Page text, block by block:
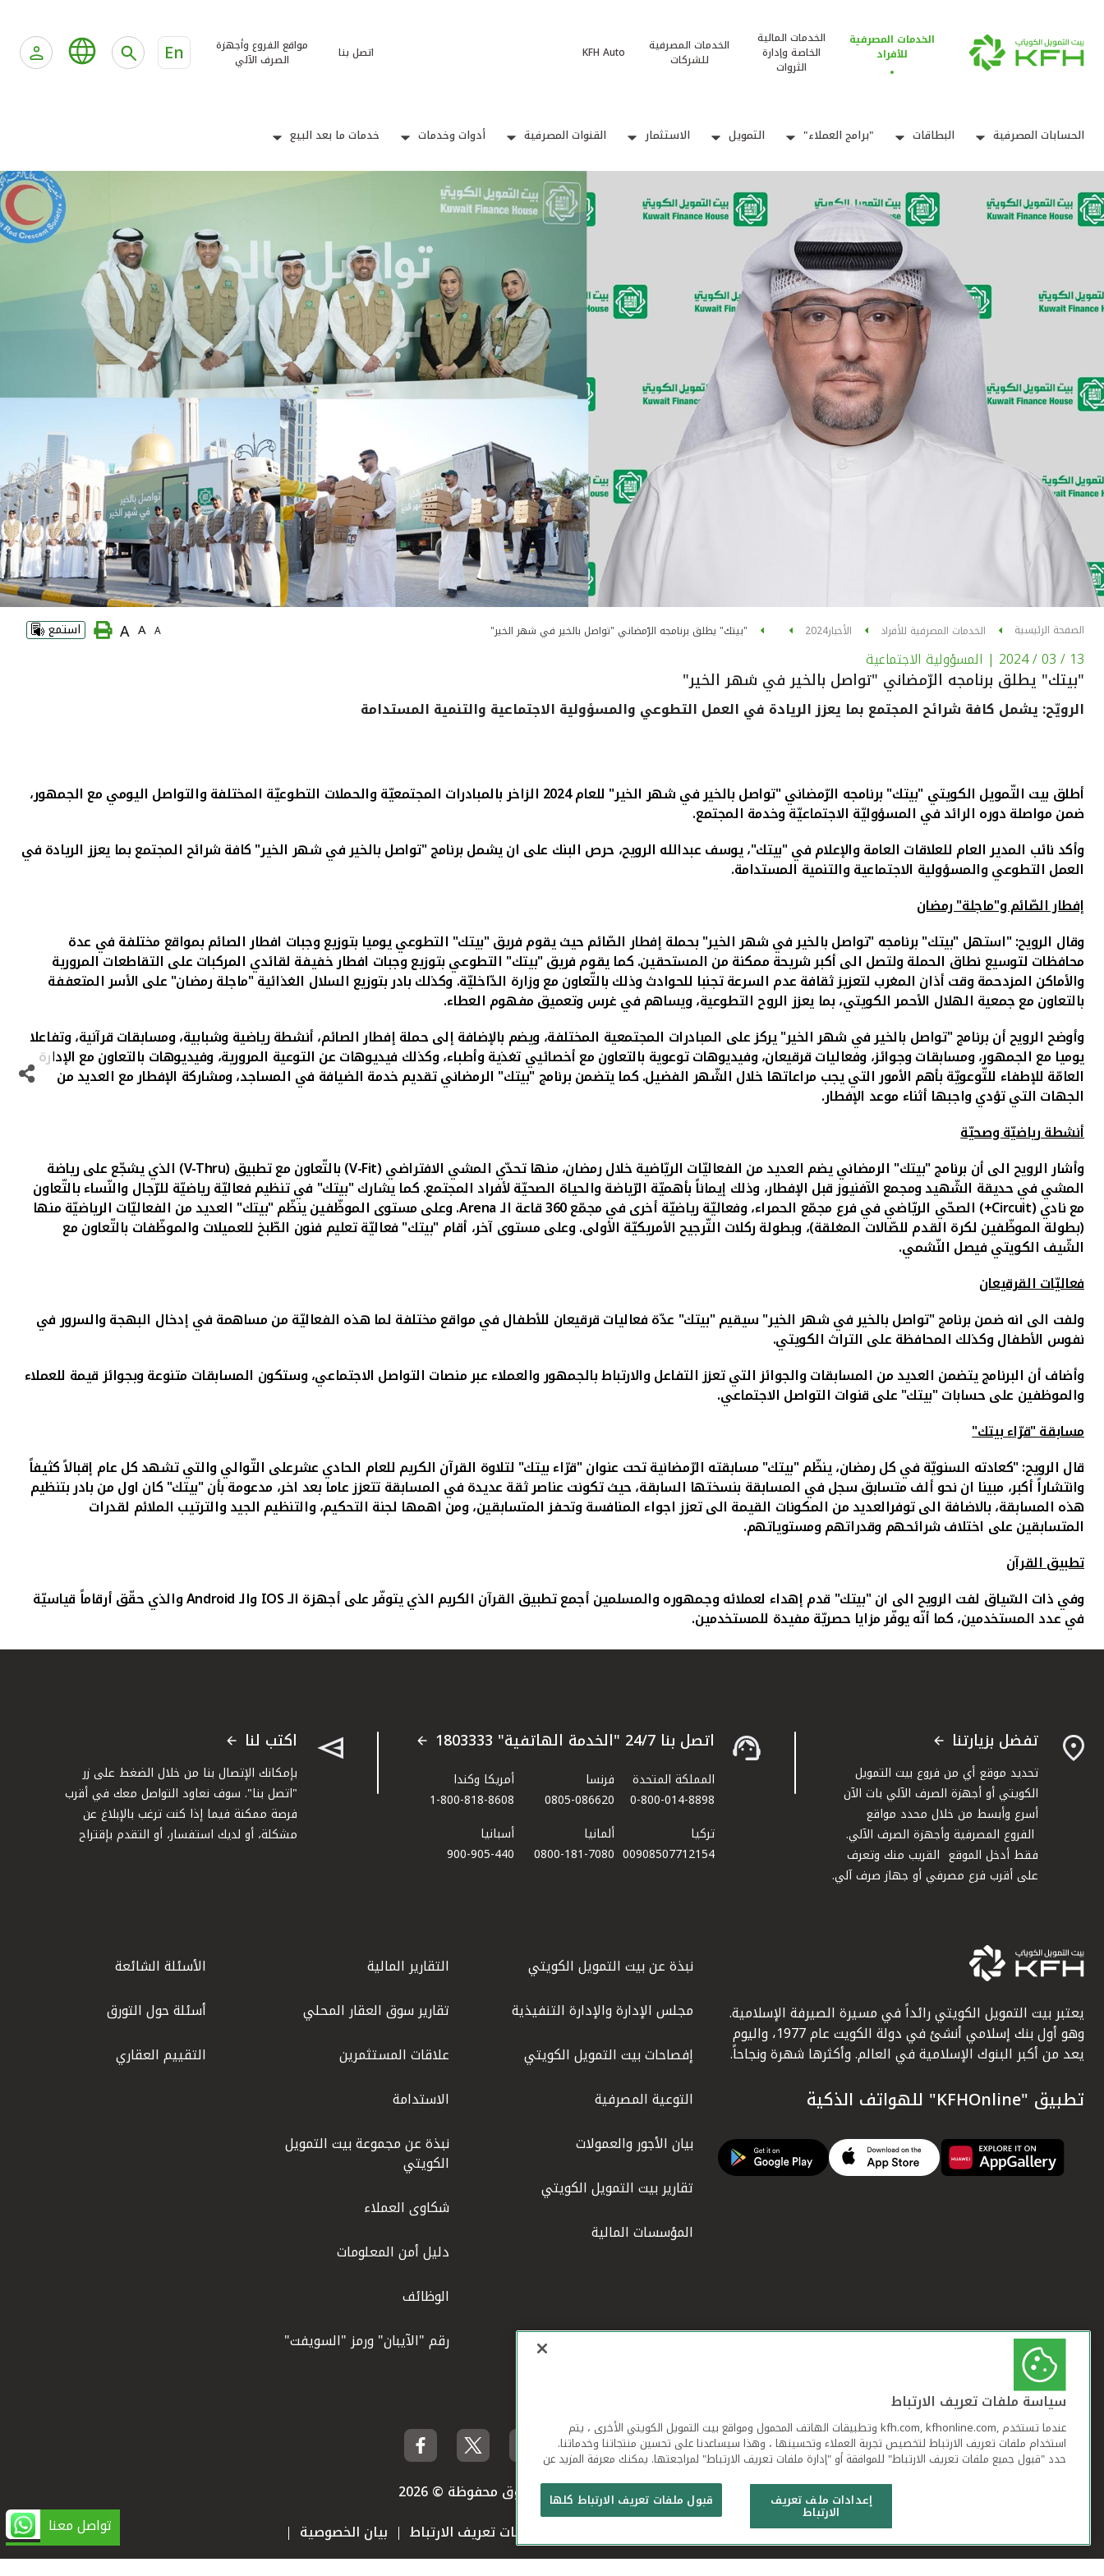
الخدمات المصرفية
للأفراد
الخدمات المالية
الخاصة وإدارة
الثروات
الخدمات المصرفية
للشركات
KFH Auto اتصل بنا
مواقع الفروع وأجهزة
الصرف الآلي
En
الحسابات المصرفية البطاقات "برامج العملاء" التمويل الاستثمار القنوات المصرفية أدوات وخدمات خدمات ما بعد البيع
تواصل معنا
الصفحة الرئيسية الخدمات المصرفية للأفراد الأخبار2024 "بيتك" يطلق برنامجه الرّمضاني "تواصل بالخير في شهر الخير" A
A
A استمع
13 / 03 / 2024 | المسؤولية الاجتماعية
"بيتك" يطلق برنامجه الرّمضاني "تواصل بالخير في شهر الخير"
الرويّح: يشمل كافة شرائح المجتمع بما يعزز الريادة في العمل التطوعي والمسؤولية الاجتماعية والتنمية المستدامة
أطلق بيت التّمويل الكويتي "بيتك" برنامجه الرّمضاني "تواصل بالخير في شهر الخير" للعام 2024 الزاخر بالمبادرات المجتمعيّة والحملات التطوعيّة المختلفة والتواصل اليومي مع الجمهور،
ضمن مواصلة دوره الرائد في المسؤوليّة الاجتماعيّة وخدمة المجتمع.
وأكد نائب المدير العام للعلاقات العامة والإعلام في "بيتك"، يوسف عبدالله الرويح، حرص البنك على ان يشمل برنامج "تواصل بالخير في شهر الخير" كافة شرائح المجتمع بما يعزز الريادة في
العمل التطوعي والمسؤولية الاجتماعية والتنمية المستدامة.
إفطار الصّائم و"ماجلة" رمضان
وقال الرويح: "استهل "بيتك" برنامجه "تواصل بالخير في شهر الخير" بحملة إفطار الصّائم حيث يقوم فريق "بيتك" التطوعي يوميا بتوزيع وجبات افطار الصائم بمواقع مختلفة في عدة
محافظات لتوسيع نطاق الحملة ولتصل الى أكبر شريحة ممكنة من المستحقين. كما يقوم فريق "بيتك" التطوعي بتوزيع وجبات افطار خفيفة لقائدي المركبات على التقاطعات المرورية
والأماكن المزدحمة وقت أذان المغرب لتعزيز ثقافة عدم السرعة تجنبا للحوادث وذلك بالتّعاون مع وزارة الدّاخليّة. وكذلك بادر بتوزيع السلال الغذائية "ماجلة رمضان" على الأسر المتعففة
بالتعاون مع جمعية الهلال الأحمر الكويتي، بما يعزز الروح التطوعية، ويساهم في غرس وتعميق مفهوم العطاء.
وأوضح الرويح أن برنامج "تواصل بالخير في شهر الخير" يركز على المبادرات المجتمعية المختلفة، ويضم بالإضافة إلى حملة إفطار الصائم، أنشطة رياضية وشبابية، ومسابقات قرآنية، وتفاعلا
يوميا مع الجمهور، ومسابقات وجوائز، وفعاليات قرقيعان، وفيديوهات توعوية بالتعاون مع أخصائيي تغذية وأطباء، وكذلك فيديوهات عن التوعية المرورية، وفيديوهات بالتعاون مع الإدارة
العامّة للإطفاء للتّوعويّة بأهم الأمور التي يجب مراعاتها خلال الشّهر الفضيل. كما يتضمن برنامج "بيتك" الرمضاني تقديم خدمة الضيافة في المساجد، ومشاركة الإفطار مع العديد من
الجهات التي تؤدي واجبها أثناء موعد الإفطار.
أنشطة رياضيّة وصحيّة
وأشار الرويح الى أن برنامج "بيتك" الرمضاني يضم العديد من الفعاليّات الريّاضية خلال رمضان، منها تحدّي المشي الافتراضي (V-Fit) بالتّعاون مع تطبيق (V-Thru) الذي يشجّع على رياضة
المشي في حديقة الشّهيد ومجمع الآفنيوز قبل الإفطار، وذلك إيماناً بأهميّة الرّياضة والحياة الصحيّة لأفراد المجتمع.كما يشارك "بيتك" في تنظيم فعاليّة رياضيّة للرّجال والنّساء بالتّعاون
مع نادي (Circuit+ ) الصحّي الريّاضي في فرع مجمّع الحمراء، وفعاليّة رياضيّة أخرى في مجمّع360قاعة الـArena. وعلى مستوى الموظّفين ينظّم "بيتك" العديد من الفعاليّات الرياضيّة منها
(بطولة الموظّفين لكرة القدم للصّالات المغلقة)، وبطولة ركلات التّرجيح الأمريكيّة الأولى. وعلى مستوى آخر، أقام "بيتك" فعاليّة تعليم فنون الطّبخ للعميلات والموظّفات بالتّعاون مع
الشّيف الكويتي فيصل النّشمي.
فعاليّات القرقيعان
ولفت الى انه ضمن برنامج "تواصل بالخير في شهر الخير" سيقيم "بيتك" عدّة فعاليات قرقيعان للأطفال في مواقع مختلفة لما هذه الفعاليّة من مساهمة في إدخال البهجة والسرور في
نفوس الأطفال وكذلك المحافظة على التراث الكويتي.
وأضاف أن البرنامج يتضمن العديد من المسابقات والجوائز التي تعزز التفاعل والارتباط بالجمهور والعملاء عبر منصات التواصل الاجتماعي، وستكون المسابقات متنوعة وبجوائز قيمة للعملاء
والموظفين على حسابات "بيتك" على قنوات التواصل الاجتماعي.
مسابقة "قرّاء بيتك"
قال الرويح: "كعادته السنويّة في كل رمضان، ينظّم "بيتك" مسابقته الرّمضانية تحت عنوان "قرّاء بيتك" لتلاوة القرآن الكريم للعام الحادي عشرعلى التّوالي والتي تشهد كل عام إقبالاً كثيفاً
وانتشاراً أكبر، مبينا ان نحو ألف متسابقسجل في المسابقة بنسختها السابقة، حيث تكونت عناصر ثقة عديدة في المسابقة تتعزز عاما بعد اخر، مدعومة بأن "بيتك" كان اول من بادر بتنظيم
هذه المسابقة، بالاضافة الى توفرالعديد من المكونات القيمة الى تعزز اجواء المنافسة وتحفز المتسابقين، ومن اهمها لجنة التحكيم، والتنظيم الجيد والترتيب الملائم لقدرات
المتسابقين على اختلاف شرائحهم وقدراتهم ومستوياتهم.
تطبيق القرآن
وفي ذات السّياق لفت الرويح الى ان "بيتك" قدم إهداء لعملائه وجمهوره والمسلمين أجمع تطبيق القرآن الكريم الذي يتوفّر على أجهزة الـIOS والـAndroidوالذي حقّق أرقاماً قياسيّة
في عدد المستخدمين، كما أنّه يوفّر مزايا حصريّة مفيدة للمستخدمين.
تفضل بزيارتنا
تحديد موقع أي من فروع بيت التمويل
الكويتي أو أجهزة الصرف الآلي بات الآن
أسرع وأبسط من خلال محدد مواقع
الفروع المصرفية وأجهزة الصرف الآلي.
فقط أدخل الموقع القريب منك وتعرف
على أقرب فرع مصرفي أو جهاز صرف آلي.
اتصل بنا 24/7 "الخدمة الهاتفية" 1803333
المملكة المتحدة
0-800-014-8898
فرنسا
0805-086620
أمريكا وكندا
1-800-818-8608
تركيا
00908507712154​
ألمانيا
0800-181-7080
أسبانيا
900-905-440
اكتب لنا
بإمكانك الإتصال بنا من خلال الضغط على زر
"اتصل بنا". سوف نعاود التواصل معك في أقرب
فرصة ممكنة فيما إذا كنت ترغب بالإبلاغ عن
مشكلة، أو لديك استفسار، أو التقدم بإقتراح
يعتبر بيت التمويل الكويتي رائداً في مسيرة الصيرفة الإسلامية.
وهو أول بنك إسلامي أنشئ في دولة الكويت عام 1977، واليوم
يعد من أكبر البنوك الإسلامية في العالم. وأكثرها شهرة ونجاحاً.
تطبيق "KFHOnline" للهواتف الذكية
نبذة عن بيت التمويل الكويتي
مجلس الإدارة والإدارة التنفيذية
إفصاحات بيت التمويل الكويتي
التوعية المصرفية
بيان الأجور والعمولات
تقارير بيت التمويل الكويتي
المؤسسات المالية
التقارير المالية
تقارير سوق العقار المحلي
علاقات المستثمرين
الاستدامة
نبذة عن مجموعة بيت التمويل
الكويتي
شكاوى العملاء
دليل أمن المعلومات
الوظائف
رقم "الآيبان" ورمز "السويفت"
الأسئلة الشائعة
أسئلة حول التورق
التقييم العقاري
بيت التمويل الكويتي جميع الحقوق محفوظة © 2026
شروط وأحكام استخدام الموقع الإلكتروني
ملفات تعريف الارتباط بيان الخصوصية
سياسة ملفات تعريف الارتباط
عندما تستخدم ,kfh.com, kfhonline.com وتطبيقات الهاتف المحمول ومواقع بيت التمويل الكويتي الأخرى ، يتم
استخدام ملفات تعريف الارتباط لتخصيص تجربة العملاء وتحسينها ، وهذا سيساعدنا على تحسين منتجاتنا وخدماتنا.
حدد "قبول جميع ملفات تعريف الارتباط" للموافقة أو "إدارة ملفات تعريف الارتباط" لمراجعتها. يمكنك معرفة المزيد عن
قبول ملفات تعريف الارتباط كلها
إعدادات ملف تعريف
الارتباط